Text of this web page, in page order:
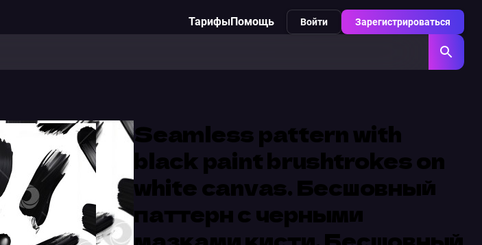
ТарифыПомощь Войти Зарегистрироваться
Seamless pattern with
black paint brushtrokes on
white canvas. Бесшовный
паттерн с черными